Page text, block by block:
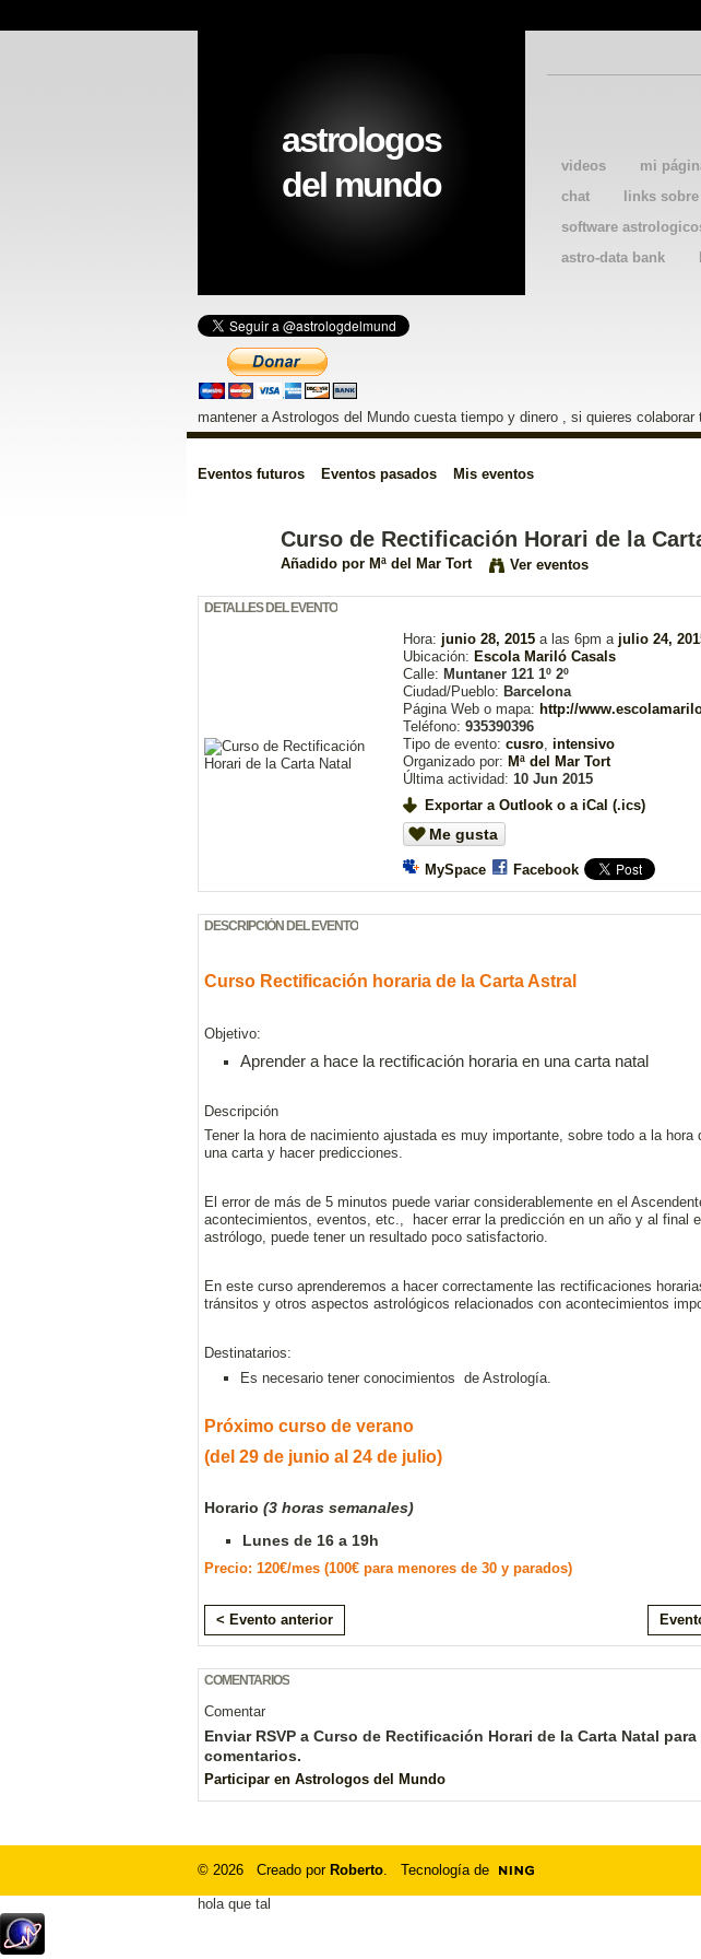
videos mi
chat
links
software
astro-data bank
astrologos
del mundo
mantener a Astrologos del Mundo cuesta tiempo y dinero , si quieres
Eventos futuros Eventos pasados Mis eventos
Curso de Rectificación Horari de la
Añadido por Mª del Mar Tort Ver eventos
DETALLES DEL EVENTO
Hora: junio 28, 2015a las 6pm a julio 24,
Ubicación: Escola Mariló Casals
Calle: Muntaner 121 1º 2º
Ciudad/Pueblo: Barcelona
Página Web o mapa: http://
Teléfono: 935390396
Tipo de evento: cusro, intensivo
Organizado por: Mª del Mar Tort
Última actividad: 10 Jun 2015
Exportar a Outlook o a iCal (.ics)
Me gusta
MySpace Facebook
DESCRIPCIÓN DEL EVENTO
Curso Rectificación horaria de la Carta Astral
Objetivo:
Aprender a hace la rectificación horaria en una carta natal
Descripción
Tener la hora de nacimiento ajustada es muy importante, sobre todo a la hora
una carta y hacer predicciones.
El error de más de 5 minutos puede variar considerablemente en el
acontecimientos, eventos, etc., hacer errar la predicción en un año y al final
astrólogo, puede tener un resultado poco satisfactorio.
En este curso aprenderemos a hacer correctamente las rectificaciones
tránsitos y otros aspectos astrológicos relacionados con acontecimientos
Destinatarios:
Es necesario tener conocimientos de Astrología.
Próximo curso de verano
(del 29 de junio al 24 de julio)
Horario (3 horas semanales)
Lunes de 16 a 19h
Precio: 120€/mes (100€ para menores de 30 y parados)
< Evento anterior
COMENTARIOS
Comentar
Enviar RSVP a Curso de Rectificación Horari de la Carta Natal
comentarios.
Participar en Astrologos del Mundo
© 2026 Creado por Roberto . Tecnología de
hola que tal